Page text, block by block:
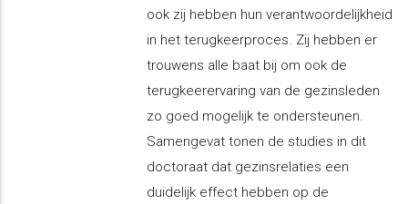
ook zij hebben hun verantwoordelijkheid
in het terugkeerproces. Zij hebben er
trouwens alle baat bij om ook de
terugkeerervaring van de gezinsleden
zo goed mogelijk te ondersteunen.
Samengevat tonen de studies in dit
doctoraat dat gezinsrelaties een
duidelijk effect hebben op de